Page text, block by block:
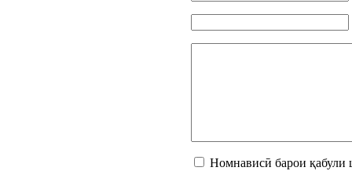
Номнависӣ барои қабули